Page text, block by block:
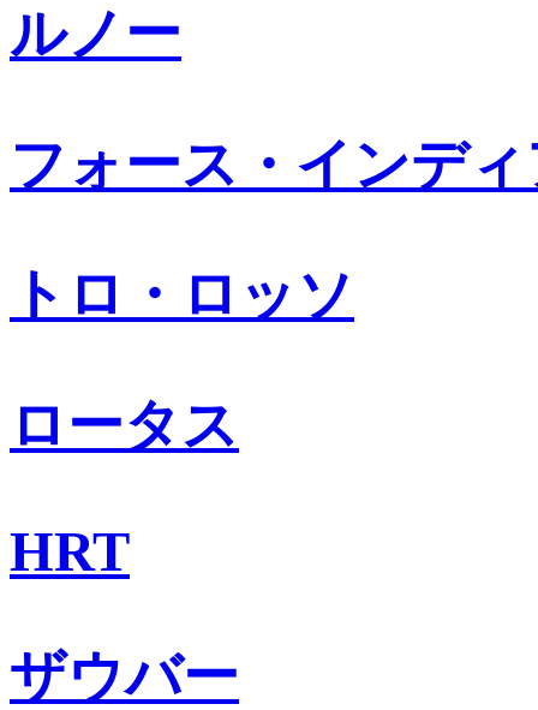
ルノー
フォース・インデ
トロ・ロッソ
ロータス
HRT
ザウバー